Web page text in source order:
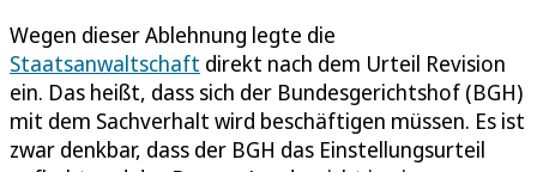
Wegen dieser Ablehnung legte die
Staatsanwaltschaft direkt nach dem Urteil Revision
ein. Das heißt, dass sich der Bundesgerichtshof (BGH)
mit dem Sachverhalt wird beschäftigen müssen. Es ist
zwar denkbar, dass der BGH das Einstellungsurteil